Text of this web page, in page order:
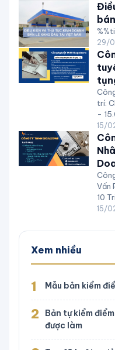
29/
trí:
-
15/
Vấn
10
15/
Xem nhiều
1 Mẫu bản kiểm
2
Bản tự kiểm
được làm